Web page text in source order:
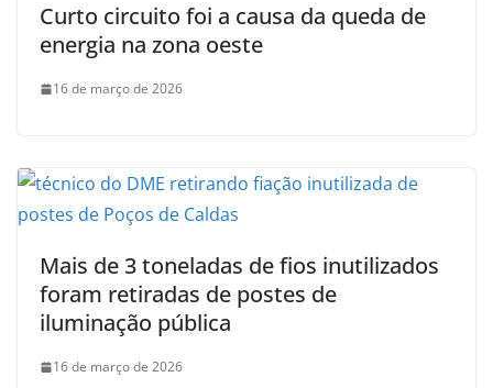
Curto circuito foi a causa da queda de
energia na zona oeste
16 de março de 2026
Mais de 3 toneladas de fios inutilizados
foram retiradas de postes de
iluminação pública
16 de março de 2026